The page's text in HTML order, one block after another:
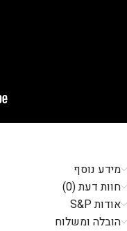
מידע נוסף
חוות דעת (0)
אודות S&P
הובלה ומשלוח